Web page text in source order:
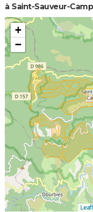
à Saint-Sauveur-
+
−